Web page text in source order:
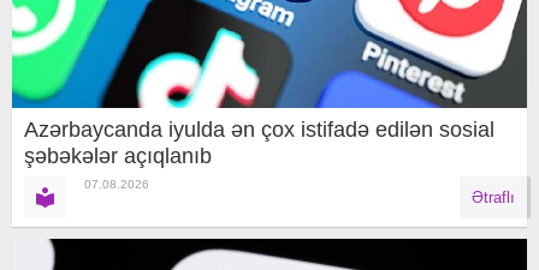
Azərbaycanda iyulda ən çox istifadə edilən sosial
şəbəkələr açıqlanıb
07.08.2026
Ətraflı